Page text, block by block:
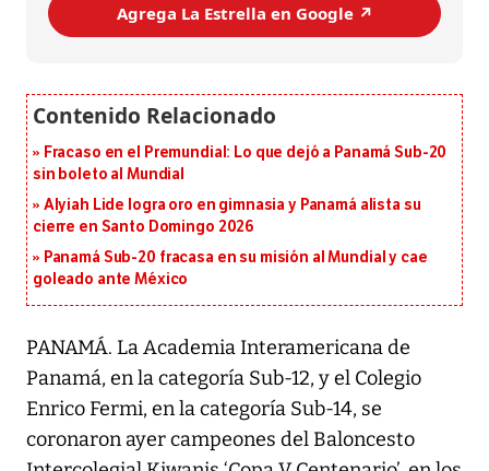
Agrega La Estrella en Google ↗️
Fracaso en el Premundial: Lo que dejó a Panamá Sub-20
sin boleto al Mundial
Alyiah Lide logra oro en gimnasia y Panamá alista su
cierre en Santo Domingo 2026
Panamá Sub-20 fracasa en su misión al Mundial y cae
goleado ante México
PANAMÁ. La Academia Interamericana de
Panamá, en la categoría Sub-12, y el Colegio
Enrico Fermi, en la categoría Sub-14, se
coronaron ayer campeones del Baloncesto